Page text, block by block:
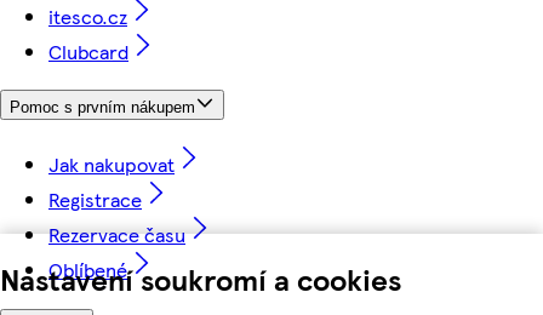
Nastavení soukromí a cookies
itesco.cz
Clubcard
Pomoc s prvním nákupem
Jak nakupovat
Registrace
Rezervace času
Oblíbené